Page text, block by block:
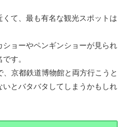
て、最も有名な観光スポットは
ョーやペンギンショーが見られ
す。
、京都鉄道博物館と両方行こうと
いとバタバタしてしまうかもしれ